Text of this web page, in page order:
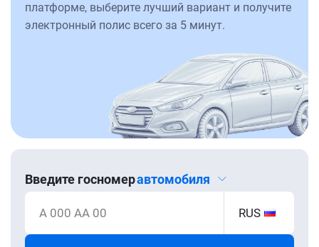
платформе, выберите лучший вариант и получите
электронный полис всего за 5 минут.
Введите госномеравтомобиля
А 000 АА 00 RUS